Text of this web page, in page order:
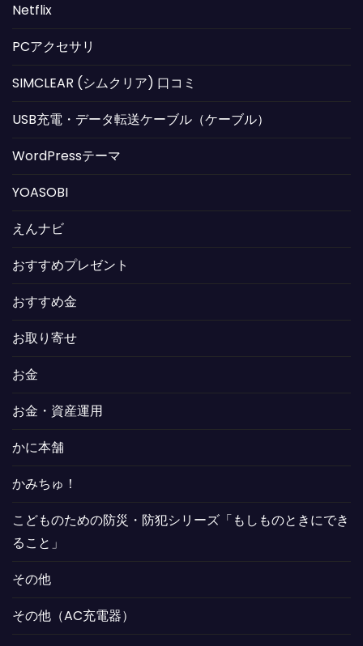
Netflix
PCアクセサリ
SIMCLEAR (シムクリア) 口コミ
USB充電・データ転送ケーブル（ケーブル）
WordPressテーマ
YOASOBI
えんナビ
おすすめプレゼント
おすすめ金
お取り寄せ
お金
お金・資産運用
かに本舗
かみちゅ！
こどものための防災・防犯シリーズ「もしものときにでき
ること」
その他
その他（AC充電器）